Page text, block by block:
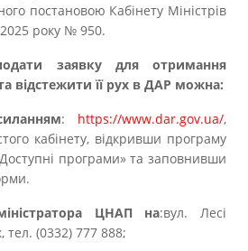
постановою Кабінету Міністрів
року № 950.
заявку для отримання
відстежити її рух в ДАР можна:
: https://www.dar.gov.ua/,
кабінету, відкривши програму
програми» та заповнивши
ЦНАП на:вул. Лесі
тел. (0332) 777 888;